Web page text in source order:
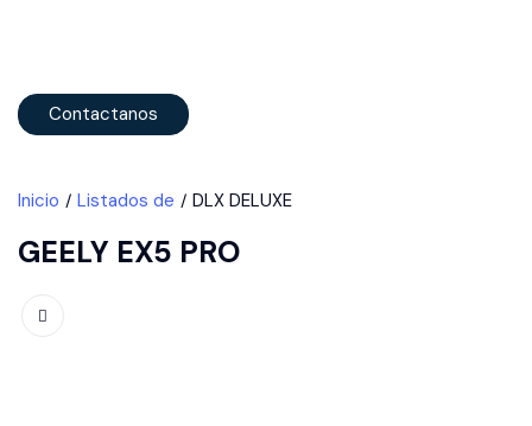
Contactanos
Inicio Listados de DLX DELUXE
GEELY EX5 PRO